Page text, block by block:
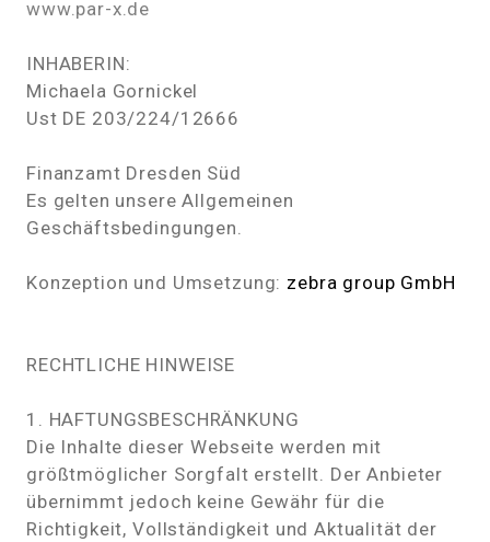
www.par-x.de
INHABERIN:
Michaela Gornickel
Ust DE 203/224/12666
Finanzamt Dresden Süd
Es gelten unsere Allgemeinen
Geschäftsbedingungen.
Konzeption und Umsetzung: zebra group GmbH
RECHTLICHE HINWEISE
1. HAFTUNGSBESCHRÄNKUNG
Die Inhalte dieser Webseite werden mit
größtmöglicher Sorgfalt erstellt. Der Anbieter
übernimmt jedoch keine Gewähr für die
Richtigkeit, Vollständigkeit und Aktualität der